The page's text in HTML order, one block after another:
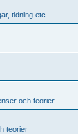
tidning etc
och teorier
teorier